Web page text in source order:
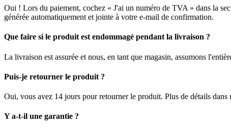
Oui ! Lors du paiement, cochez « J'ai un numéro de TVA » dans la
générée automatiquement et jointe à votre e-mail de confirmation.
Que faire si le produit est endommagé pendant la livraison ?
La livraison est assurée et nous, en tant que magasin, assumons
Puis-je retourner le produit ?
Oui, vous avez 14 jours pour retourner le produit. Plus de détails dans
Y a-t-il une garantie ?